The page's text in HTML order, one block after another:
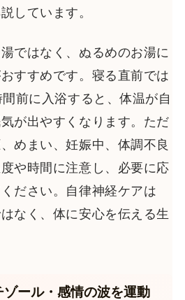
しています。
ではなく、ぬるめのお湯に
すすめです。寝る直前では
前に入浴すると、体温が自
が出やすくなります。ただ
めまい、妊娠中、体調不良
や時間に注意し、必要に応
ださい。自律神経ケアは
なく、体に安心を伝える生
ゾール・感情の波を運動